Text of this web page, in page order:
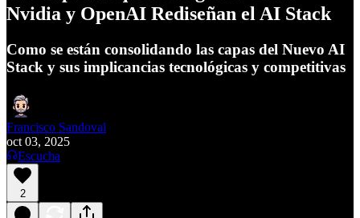
Nvidia y OpenAI Rediseñan el AI Stack
Como se están consolidando las capas del Nuevo AI
Stack y sus implicancias tecnológicas y competitivas
Francisco Sandoval
oct 03, 2025
Escucha
2